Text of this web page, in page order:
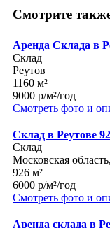
Смотрите
Аренда Склада в
Склад
Реутов
1160 м²
9000 р/м²/год
Смотреть фото и
Склад в Реутове
Склад
Московская
926 м²
6000 р/м²/год
Смотреть фото и
Аренда склада в